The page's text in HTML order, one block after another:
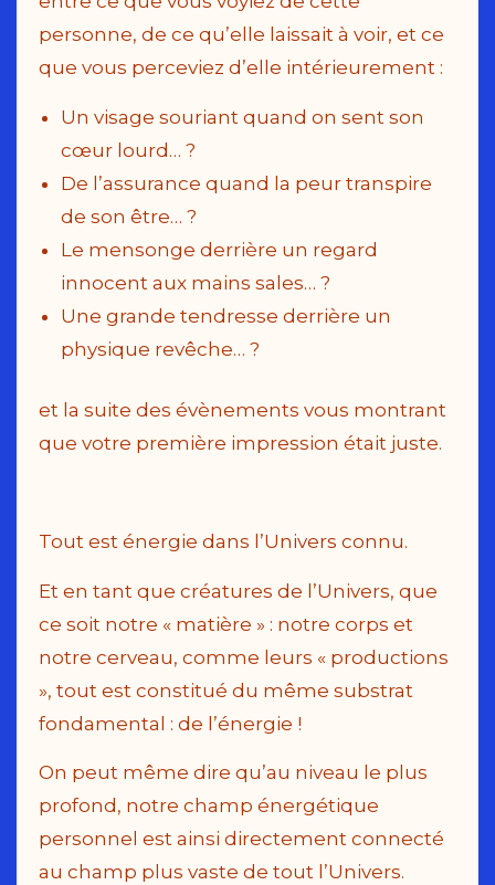
personne, de ce qu’elle laissait à voir, et ce
que vous perceviez d’elle intérieurement :
Un visage souriant quand on sent son
cœur lourd… ?
De l’assurance quand la peur transpire
de son être… ?
Le mensonge derrière un regard
innocent aux mains sales… ?
Une grande tendresse derrière un
physique revêche… ?
et la suite des évènements vous montrant
que votre première impression était juste.
Tout est énergie dans l’Univers connu.
Et en tant que créatures de l’Univers, que
ce soit notre « matière » : notre corps et
notre cerveau, comme leurs « productions
», tout est constitué du même substrat
fondamental : de l’énergie !
On peut même dire qu’au niveau le plus
profond, notre champ énergétique
personnel est ainsi directement connecté
au champ plus vaste de tout l’Univers.